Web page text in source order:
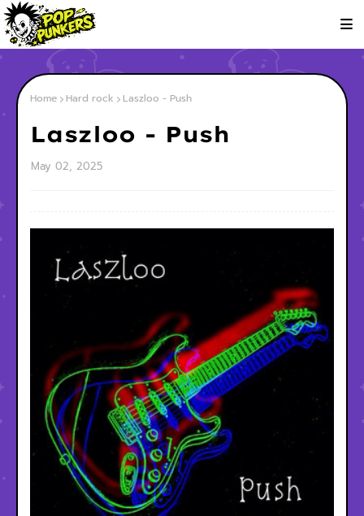
Home Hard rock Laszloo - Push
Laszloo - Push
May 02, 2025